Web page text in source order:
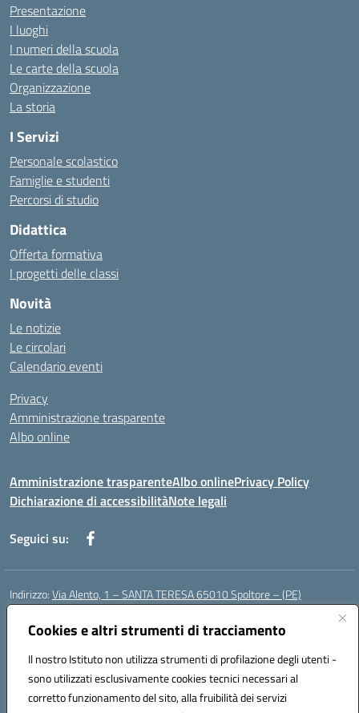
Cookies e altri strumenti di tracciamento
Il nostro Istituto non utilizza strumenti di profilazione degli utenti -
sono utilizzati esclusivamente cookies tecnici necessari al
corretto funzionamento del sito, alla fruibilità dei servizi
Presentazione
I luoghi
I numeri della scuola
Le carte della scuola
Organizzazione
La storia
I Servizi
Personale scolastico
Famiglie e studenti
Percorsi di studio
Didattica
Offerta formativa
I progetti delle classi
Novità
Le notizie
Le circolari
Calendario eventi
Privacy
Amministrazione trasparente
Albo online
Amministrazione trasparenteAlbo onlinePrivacy Policy
Dichiarazione di accessibilitàNote legali
Seguici su:
Indirizzo:Via Alento, 1 – SANTA TERESA 65010 Spoltore – (PE)
Centralino:
Posta elettronica certificata (PEC):peee052003@pec.istruzione.it
Codice fiscale: 80006490686
Codice meccanografico:peee052003
Codice Indice delle Pubbliche Amministrazioni (IPA): istsc_peee052003
Codice unico di fatturazione (CUF): UF01MF